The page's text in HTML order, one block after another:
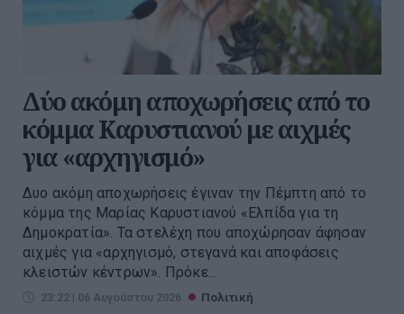
Δύο ακόμη αποχωρήσεις από το
κόμμα Καρυστιανού με αιχμές
για «αρχηγισμό»
Δυο ακόμη αποχωρήσεις έγιναν την Πέμπτη από το
κόμμα της Μαρίας Καρυστιανού «Ελπίδα για τη
Δημοκρατία». Τα στελέχη που αποχώρησαν άφησαν
αιχμές για «αρχηγισμό, στεγανά και αποφάσεις
κλειστών κέντρων». Πρόκε...
23:22 | 06 Αυγούστου 2026 Πολιτική